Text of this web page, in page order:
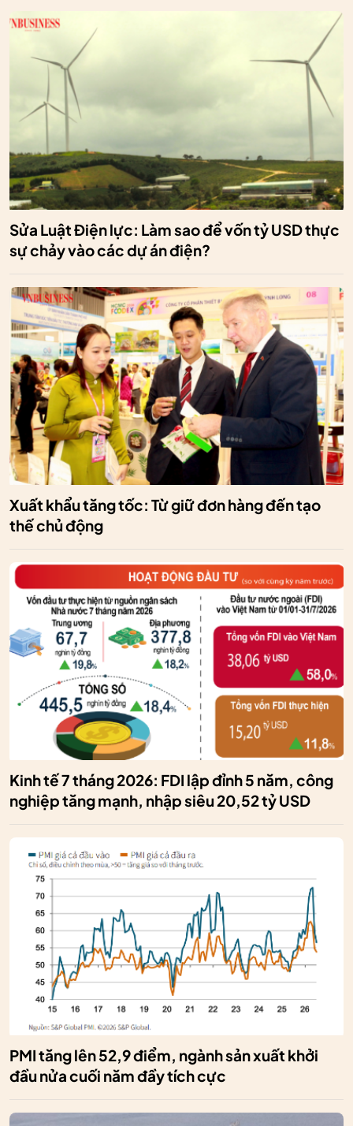
Sửa Luật Điện lực: Làm sao để vốn tỷ USD thực
sự chảy vào các dự án điện?
Xuất khẩu tăng tốc: Từ giữ đơn hàng đến tạo
thế chủ động
Kinh tế 7 tháng 2026: FDI lập đỉnh 5 năm, công
nghiệp tăng mạnh, nhập siêu 20,52 tỷ USD
PMI tăng lên 52,9 điểm, ngành sản xuất khởi
đầu nửa cuối năm đầy tích cực